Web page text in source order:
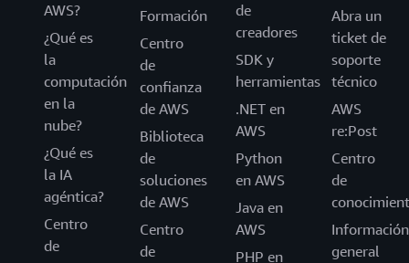
AWS?
¿Qué es
la
computación
en la
nube?
¿Qué es
la IA
agéntica?
Centro
de
Formación
Centro
de
confianza
de AWS
Biblioteca
de
soluciones
de AWS
Centro
de
de
creadores
SDK y
herramientas
.NET en
AWS
Python
en AWS
Java en
AWS
PHP en
Abra un
ticket de
soporte
técnico
AWS
re:Post
Centro
de
Información
general